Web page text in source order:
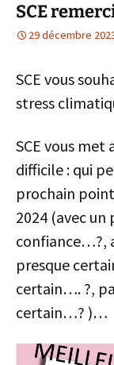
SCE
29 décembre
SCE vous
stress
SCE vous
difficile : qui
prochain
2024 (avec
confiance…?,
presque
certain…. ?,
certain…? )…